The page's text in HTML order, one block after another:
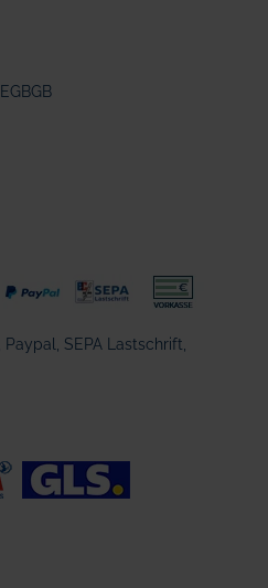
SEPA Lastschrift,